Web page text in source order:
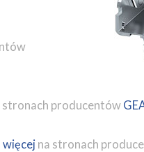
stronach producentów
więcej na stronach